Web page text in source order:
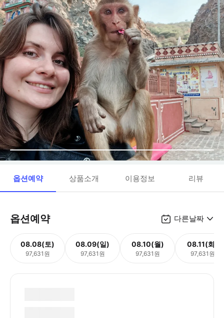
옵션예약 상품소개 이용정보 리뷰
옵션예약 다른날짜
08.08(토)
97,631원
08.09(일)
97,631원
08.10(월)
97,631원
08.11(화)
97,631원